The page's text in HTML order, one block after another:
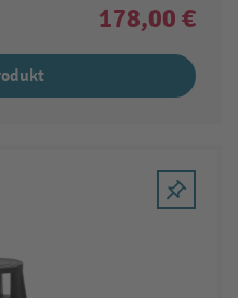
178,00 €